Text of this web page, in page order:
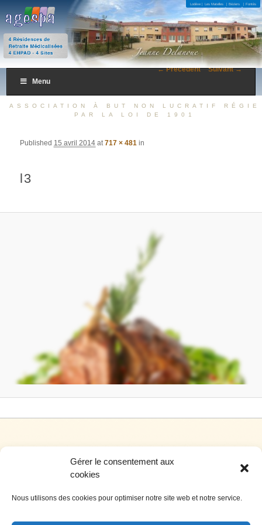
Gérer le consentement aux
cookies
Nous utilisons des cookies pour optimiser notre site web et notre service.
AGESPA
4 Résidences de Retraite Médicalisées 4 EHPAD – 4 Sites Lodève | Les Matelles | Béziers | Fontès
Menu
ASSOCIATION À BUT NON LUCRATIF RÉGIE
PAR LA LOI DE 1901
← Précédent Suivant →
l3
Published 15 avril 2014 at717 × 481 in